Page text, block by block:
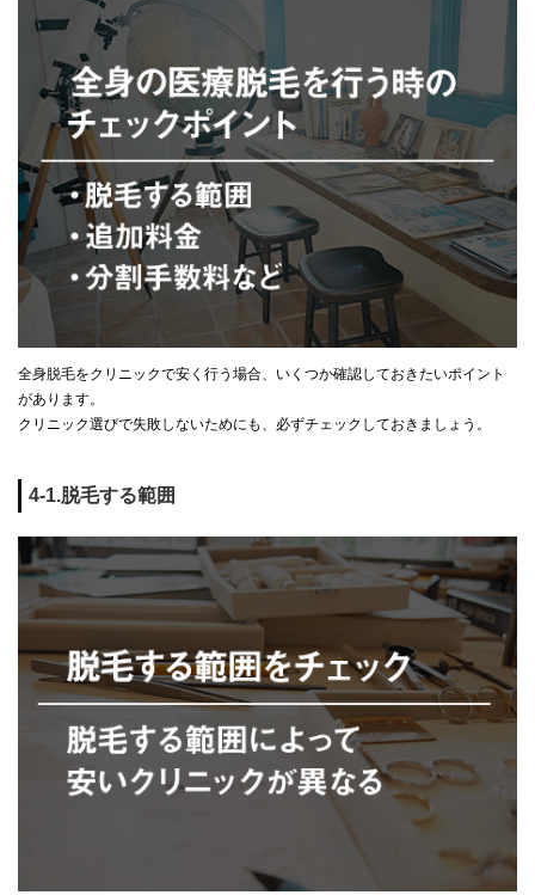
全身脱毛をクリニックで安く行う場合、いくつか確認しておきたいポイント
があります。
クリニック選びで失敗しないためにも、必ずチェックしておきましょう。
4-1.脱毛する範囲